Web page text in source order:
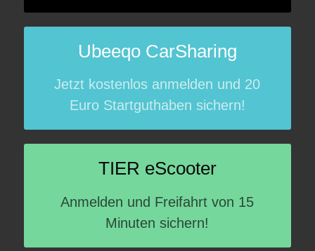
Ubeeqo CarSharing
Jetzt kostenlos anmelden und 20
Euro Startguthaben sichern!
TIER eScooter
Anmelden und Freifahrt von 15
Minuten sichern!